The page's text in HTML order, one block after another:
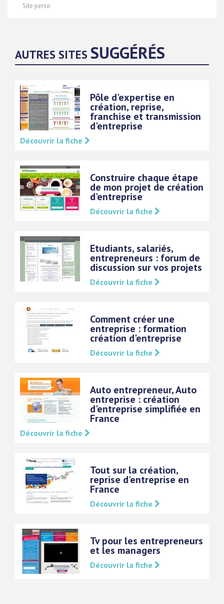
Site perso
AUTRES SITES SUGGÉRÉS
Pôle d'expertise en
création, reprise,
franchise et transmission
d'entreprise
Découvrir la fiche
Construire chaque étape
de mon projet de création
d'entreprise
Découvrir la fiche
Etudiants, salariés,
entrepreneurs : forum de
discussion sur vos projets
Découvrir la fiche
Comment créer une
entreprise : formation
création d'entreprise
Découvrir la fiche
Auto entrepreneur, Auto
entreprise : création
d'entreprise simplifiée en
France
Découvrir la fiche
Tout sur la création,
reprise d'entreprise en
France
Découvrir la fiche
Tv pour les entrepreneurs
et les managers
Découvrir la fiche